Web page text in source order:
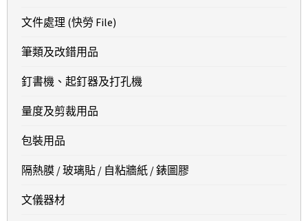
文件處理 (快勞 File)
筆類及改錯用品
釘書機、起釘器及打孔機
量度及剪裁用品
包裝用品
隔熱膜 / 玻璃貼 / 自粘牆紙 / 錶圖膠
文儀器材